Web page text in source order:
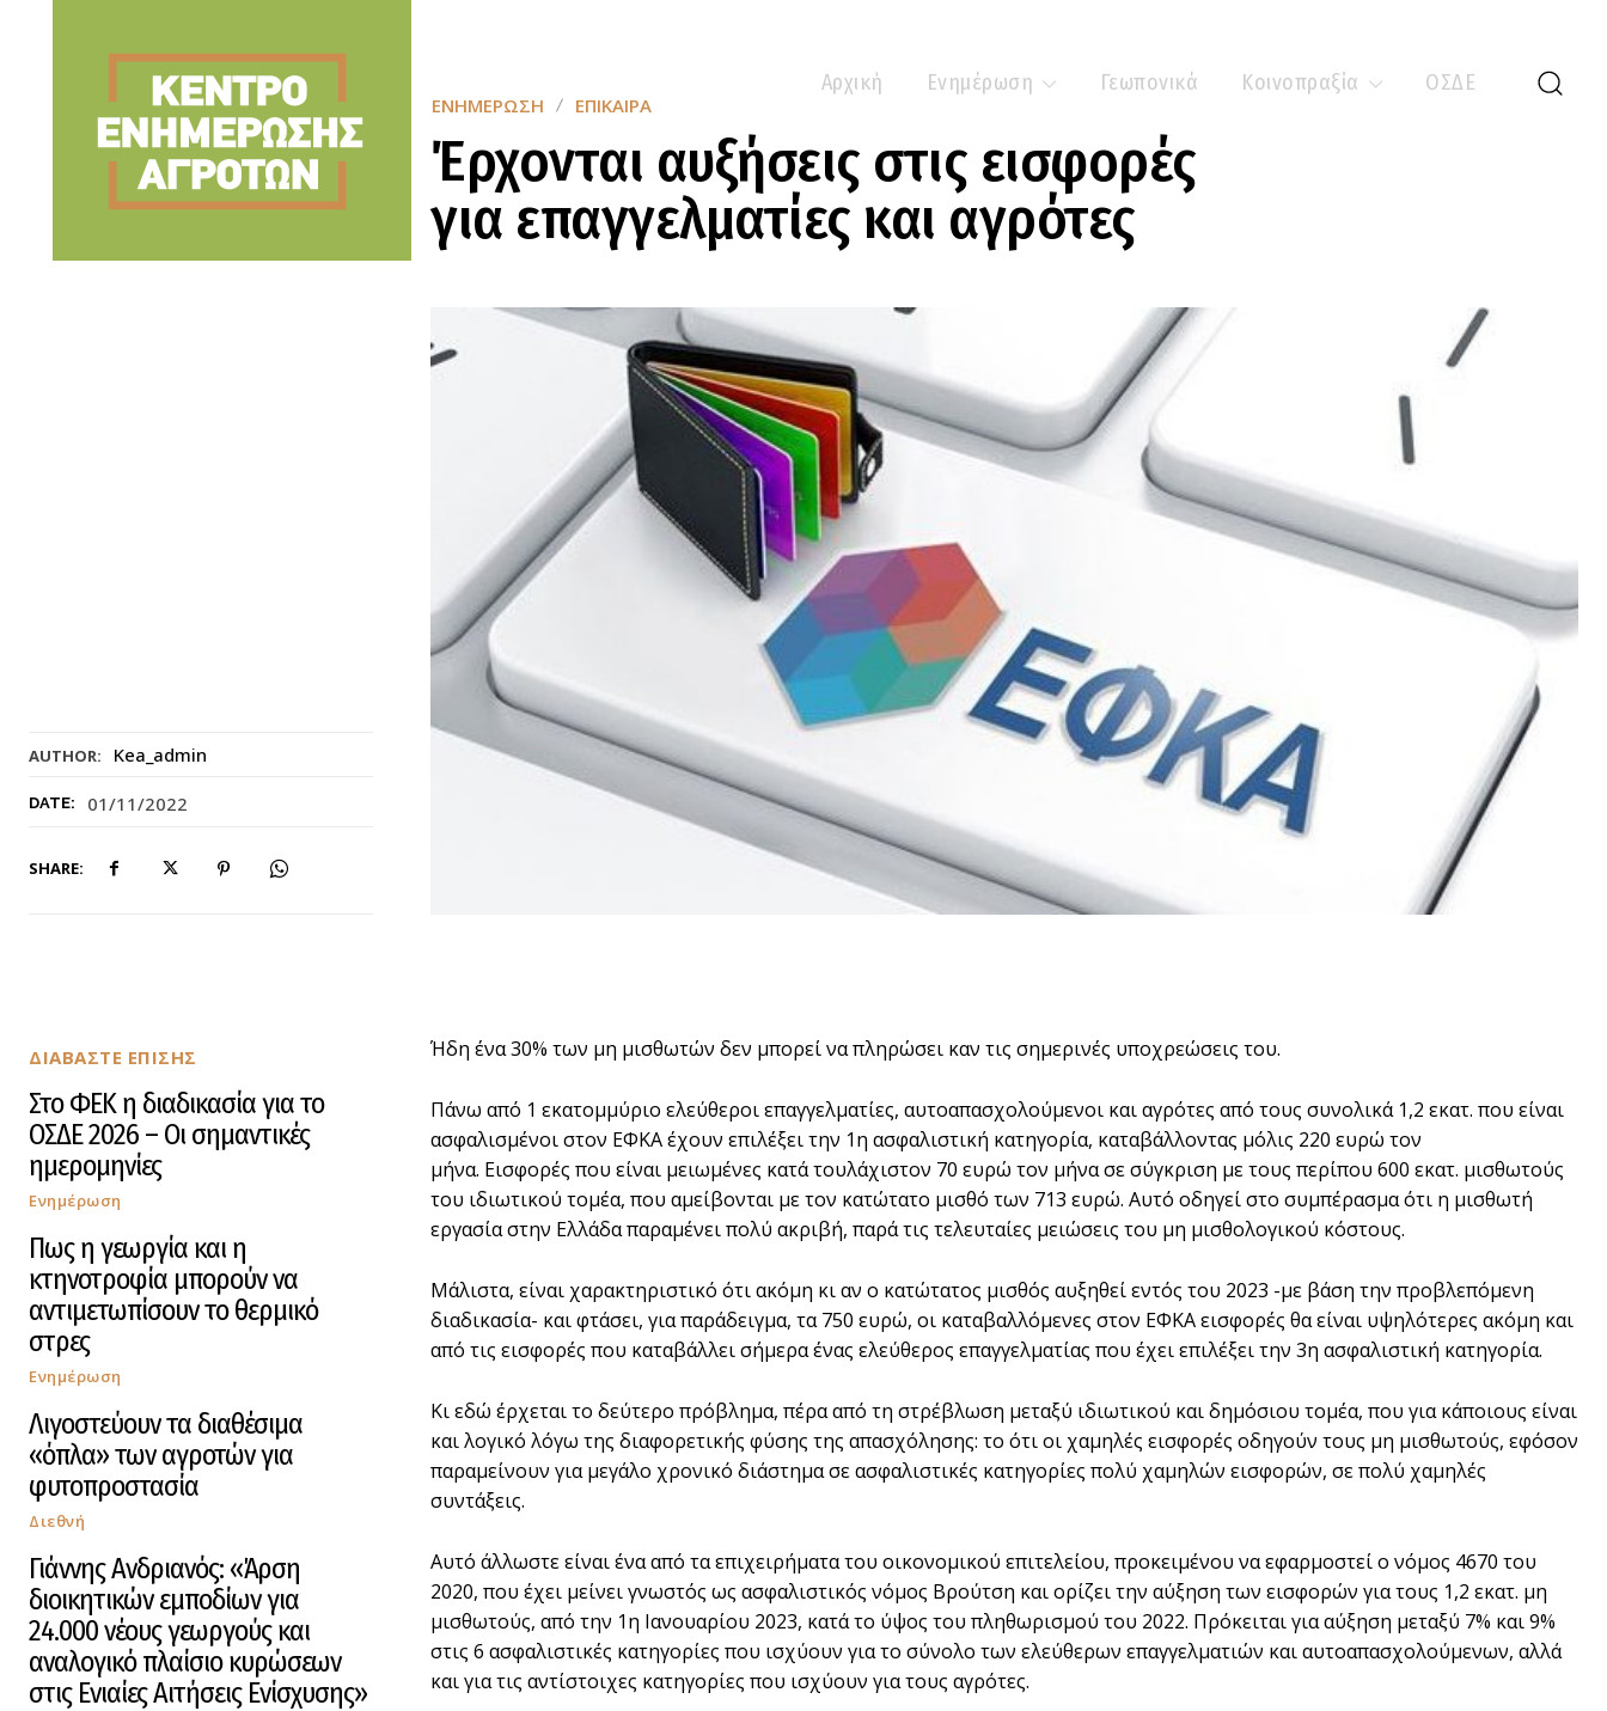
Αρχική Ενημέρωση Γεωπονικά Κοινοπραξία ΟΣΔΕ
AUTHOR: Kea_admin
DATE: 01/11/2022
SHARE:
ΕΝΗΜΈΡΩΣΗ ΕΠΊΚΑΙΡΑ
Έρχονται αυξήσεις στις εισφορές
για επαγγελματίες και αγρότες
ΔΙΑΒΑΣΤΕ ΕΠΙΣΗΣ
Στο ΦΕΚ η διαδικασία για το
ΟΣΔΕ 2026 – Οι σημαντικές
ημερομηνίες
Ενημέρωση
Πως η γεωργία και η
κτηνοτροφία μπορούν να
αντιμετωπίσουν το θερμικό
στρες
Ενημέρωση
Λιγοστεύουν τα διαθέσιμα
«όπλα» των αγροτών για
φυτοπροστασία
Διεθνή
Γιάννης Ανδριανός: «Άρση
διοικητικών εμποδίων για
24.000 νέους γεωργούς και
αναλογικό πλαίσιο κυρώσεων
στις Ενιαίες Αιτήσεις Ενίσχυσης»
Ήδη ένα 30% των μη μισθωτών δεν μπορεί να πληρώσει καν τις σημερινές υποχρεώσεις του.
Πάνω από 1 εκατομμύριο ελεύθεροι επαγγελματίες, αυτοαπασχολούμενοι και αγρότες από τους συνολικά 1,2 εκατ. που είναι
ασφαλισμένοι στον ΕΦΚΑ έχουν επιλέξει την 1η ασφαλιστική κατηγορία, καταβάλλοντας μόλις 220 ευρώ τον
μήνα. Εισφορές που είναι μειωμένες κατά τουλάχιστον 70 ευρώ τον μήνα σε σύγκριση με τους περίπου 600 εκατ. μισθωτούς
του ιδιωτικού τομέα, που αμείβονται με τον κατώτατο μισθό των 713 ευρώ. Αυτό οδηγεί στο συμπέρασμα ότι η μισθωτή
εργασία στην Ελλάδα παραμένει πολύ ακριβή, παρά τις τελευταίες μειώσεις του μη μισθολογικού κόστους.
Μάλιστα, είναι χαρακτηριστικό ότι ακόμη κι αν ο κατώτατος μισθός αυξηθεί εντός του 2023 -με βάση την προβλεπόμενη
διαδικασία- και φτάσει, για παράδειγμα, τα 750 ευρώ, οι καταβαλλόμενες στον ΕΦΚΑ εισφορές θα είναι υψηλότερες ακόμη και
από τις εισφορές που καταβάλλει σήμερα ένας ελεύθερος επαγγελματίας που έχει επιλέξει την 3η ασφαλιστική κατηγορία.
Κι εδώ έρχεται το δεύτερο πρόβλημα, πέρα από τη στρέβλωση μεταξύ ιδιωτικού και δημόσιου τομέα, που για κάποιους είναι
και λογικό λόγω της διαφορετικής φύσης της απασχόλησης: το ότι οι χαμηλές εισφορές οδηγούν τους μη μισθωτούς, εφόσον
παραμείνουν για μεγάλο χρονικό διάστημα σε ασφαλιστικές κατηγορίες πολύ χαμηλών εισφορών, σε πολύ χαμηλές
συντάξεις.
Αυτό άλλωστε είναι ένα από τα επιχειρήματα του οικονομικού επιτελείου, προκειμένου να εφαρμοστεί ο νόμος 4670 του
2020, που έχει μείνει γνωστός ως ασφαλιστικός νόμος Βρούτση και ορίζει την αύξηση των εισφορών για τους 1,2 εκατ. μη
μισθωτούς, από την 1η Ιανουαρίου 2023, κατά το ύψος του πληθωρισμού του 2022. Πρόκειται για αύξηση μεταξύ 7% και 9%
στις 6 ασφαλιστικές κατηγορίες που ισχύουν για το σύνολο των ελεύθερων επαγγελματιών και αυτοαπασχολούμενων, αλλά
και για τις αντίστοιχες κατηγορίες που ισχύουν για τους αγρότες.